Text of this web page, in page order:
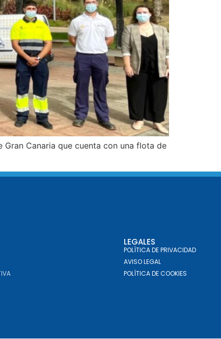
Canaria que cuenta con una flota de
LEGALES
POLÍTICA DE PRIVACIDAD
AVISO LEGAL
POLÍTICA DE COOKIES